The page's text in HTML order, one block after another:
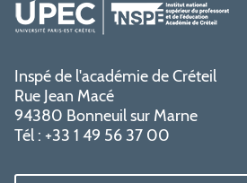
Inspé de l'académie de Créteil
Rue Jean Macé
94380 Bonneuil sur Marne
Tél : +33 1 49 56 37 00